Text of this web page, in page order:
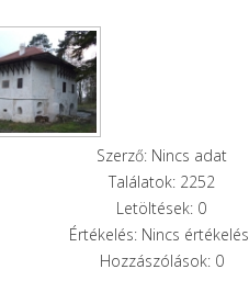
Szerző: Nincs adat
Találatok: 2252
Letöltések: 0
Értékelés: Nincs értékelés
Hozzászólások: 0